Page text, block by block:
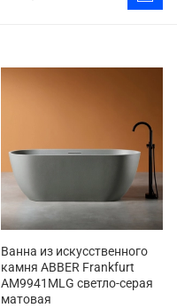
Ванна из искусственного
камня ABBER Frankfurt
AM9941MLG светло-серая
матовая